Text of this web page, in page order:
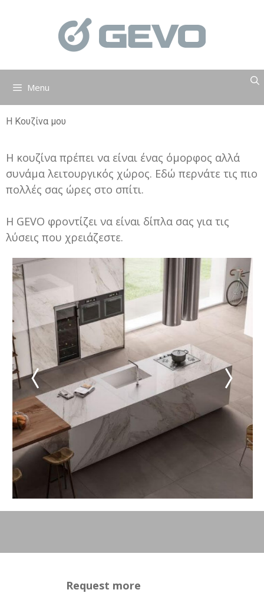
περιεχόμενο
Menu
Η Κουζίνα μου
Η κουζίνα πρέπει να είναι ένας όμορφος αλλά
συνάμα λειτουργικός χώρος. Εδώ περνάτε τις πιο
πολλές σας ώρες στο σπίτι.
Η GEVO φροντίζει να είναι δίπλα σας για τις
λύσεις που χρειάζεστε.
Request more